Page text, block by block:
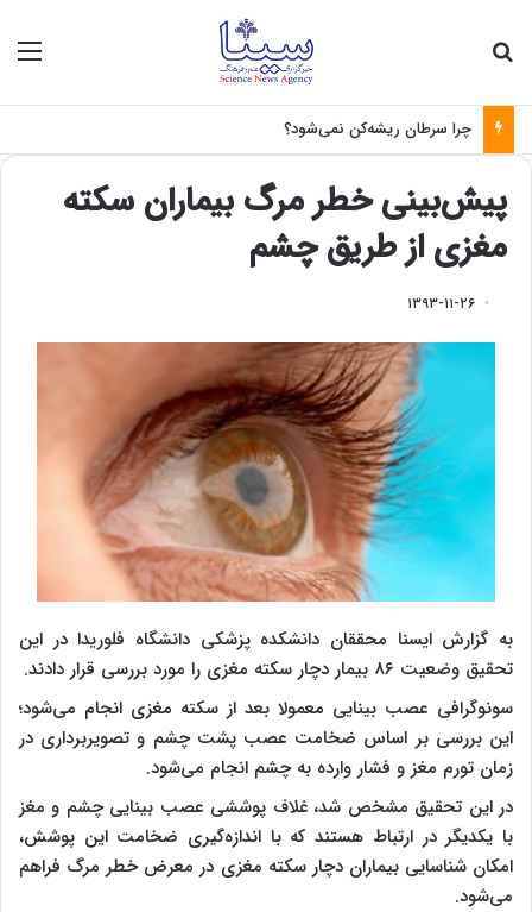
چرا سرطان ریشه‌کن نمی‌شود؟
پیش‌بینی خطر مرگ بیماران سکته
مغزی از طریق چشم
۱۳۹۳-۱۱-۲۶
به گزارش ایسنا محققان دانشکده پزشکی دانشگاه فلوریدا در این
تحقیق وضعیت ۸۶ بیمار دچار سکته مغزی را مورد بررسی قرار دادند.
سونوگرافی عصب بینایی معمولا بعد از سکته مغزی انجام می‌شود؛
این بررسی بر اساس ضخامت عصب پشت چشم و تصویربرداری در
زمان تورم مغز و فشار وارده به چشم انجام می‌شود.
در این تحقیق مشخص شد، غلاف پوششی عصب‌ بینایی چشم و مغز
با یکدیگر در ارتباط هستند که با اندازه‌گیری ضخامت این پوشش،
امکان شناسایی بیماران دچار سکته مغزی در معرض خطر مرگ فراهم
می‌شود.